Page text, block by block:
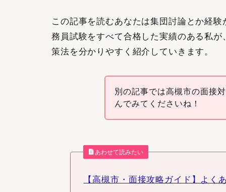
この記事を読むあなたは集団討論とか経
務員試験をすべて合格した実績のある私
策法を分かりやすく紹介していきます。
別の記事では高槻市の面接
んでみてくださいね！
あわせて読みたい
【高槻市・面接攻略ガイド】よく